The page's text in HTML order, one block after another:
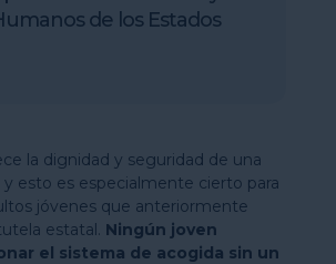
de los Estados
la dignidad y seguridad de una
esto es especialmente cierto para
jóvenes que anteriormente
estatal. Ningún joven
el sistema de acogida sin un